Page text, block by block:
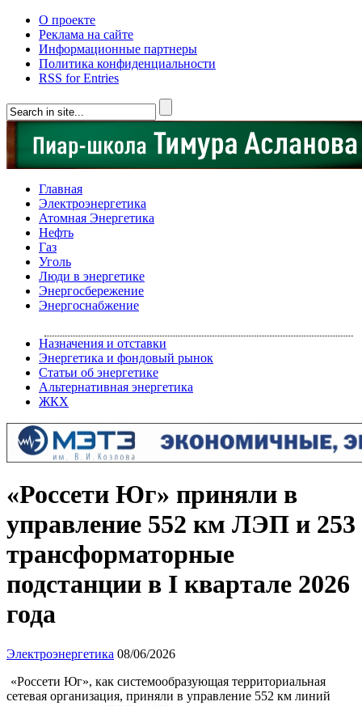
О проекте
Реклама на сайте
Информационные партнеры
Политика конфиденциальности
RSS for Entries
Главная
Электроэнергетика
Атомная Энергетика
Нефть
Газ
Уголь
Люди в энергетике
Энергосбережение
Энергоснабжение
Назначения и отставки
Энергетика и фондовый рынок
Статьи об энергетике
Альтернативная энергетика
ЖКХ
«Россети Юг» приняли в
управление 552 км ЛЭП и 253
трансформаторные
подстанции в I квартале 2026
года
Электроэнергетика 08/06/2026
«Россети Юг», как системообразующая территориальная
сетевая организация, приняли в управление 552 км линий